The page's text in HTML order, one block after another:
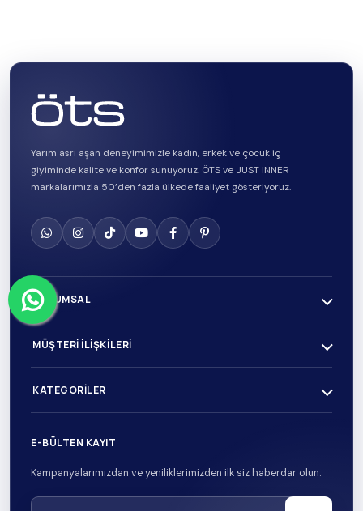
Yarım asrı aşan deneyimimizle kadın, erkek ve çocuk iç
giyiminde kalite ve konfor sunuyoruz. ÖTS ve JUST INNER
markalarımızla 50’den fazla ülkede faaliyet gösteriyoruz.
KURUMSAL
MÜŞTERI İLIŞKILERI
KATEGORILER
E-BÜLTEN KAYIT
Kampanyalarımızdan ve yeniliklerimizden ilk siz haberdar olun.